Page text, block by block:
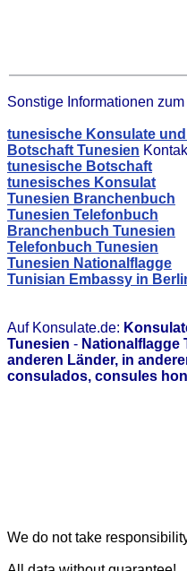
Sonstige Informationen
tunesische Konsulate
Botschaft Tunesien
tunesische Botschaft
tunesisches Konsulat
Tunesien Branchenbuch
Tunesien Telefonbuch
Branchenbuch Tunesien
Telefonbuch Tunesien
Tunesien Nationalflagge
Tunisian Embassy in
Auf Konsulate.de:
Tunesien - Nationalflagge
anderen Länder, in
consulados, consules
We do not take